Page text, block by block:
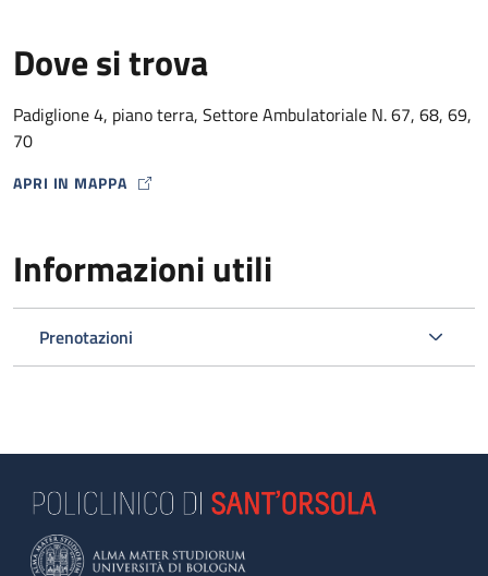
Dove si trova
Padiglione 4, piano terra, Settore Ambulatoriale N. 67, 68, 69,
70
APRI IN MAPPA
MAP ICON
Informazioni utili
Prenotazioni